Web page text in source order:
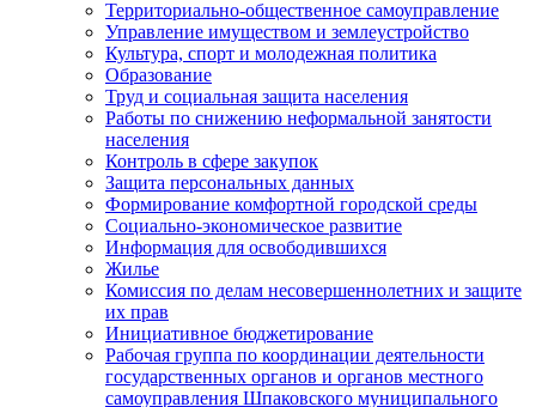
Территориально-общественное самоуправление
Управление имуществом и землеустройство
Культура, спорт и молодежная политика
Образование
Труд и социальная защита населения
Работы по снижению неформальной занятости
населения
Контроль в сфере закупок
Защита персональных данных
Формирование комфортной городской среды
Социально-экономическое развитие
Информация для освободившихся
Жилье
Комиссия по делам несовершеннолетних и защите
их прав
Инициативное бюджетирование
Рабочая группа по координации деятельности
государственных органов и органов местного
самоуправления Шпаковского муниципального